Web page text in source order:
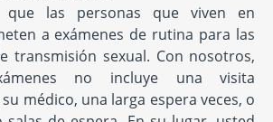
que las personas que viven en
a exámenes de rutina para las
transmisión sexual. Con nosotros,
no incluye una visita
médico, una larga espera veces, o